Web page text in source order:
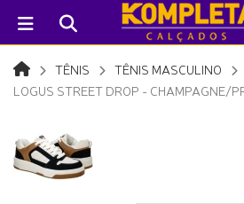
TÊNIS TÊNIS MASCULINO
LOGUS STREET DROP - CHAMPAGNE/